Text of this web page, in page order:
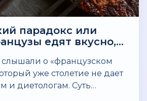
парадокс или
едят вкусно,
и живут долго?
о «французском
уже столетие не дает
и диетологам. Суть